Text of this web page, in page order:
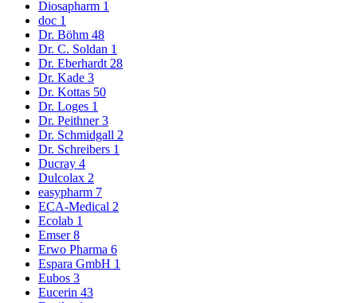
Diosapharm 1
doc 1
Dr. Böhm 48
Dr. C. Soldan 1
Dr. Eberhardt 28
Dr. Kade 3
Dr. Kottas 50
Dr. Loges 1
Dr. Peithner3
Dr. Schmidgall 2
Dr. Schreibers 1
Ducray 4
Dulcolax 2
easypharm 7
ECA-Medical 2
Ecolab 1
Emser8
Erwo Pharma 6
Espara GmbH 1
Eubos 3
Eucerin 43